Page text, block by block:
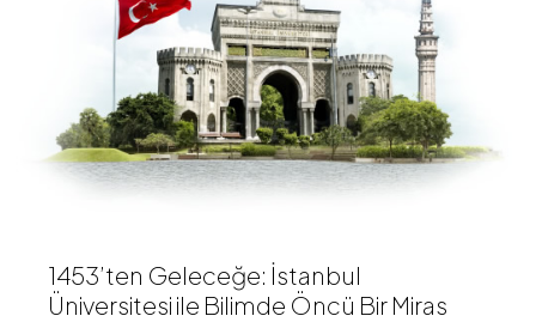
1453’ten Geleceğe: İstanbul
Üniversitesi ile Bilimde Öncü Bir Miras